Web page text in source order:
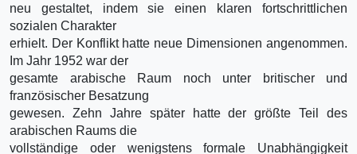
neu gestaltet, indem sie einen klaren fortschrittlichen
sozialen Charakter
erhielt. Der Konflikt hatte neue Dimensionen angenommen.
Im Jahr 1952 war der
gesamte arabische Raum noch unter britischer und
französischer Besatzung
gewesen. Zehn Jahre später hatte der größte Teil des
arabischen Raums die
vollständige oder wenigstens formale Unabhängigkeit